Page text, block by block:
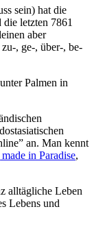
sein) hat die
die letzten 7861
aber
, ge-, über-, be-
Palmen in
an. Man kennt
in Paradise,
alltägliche Leben
Lebens und